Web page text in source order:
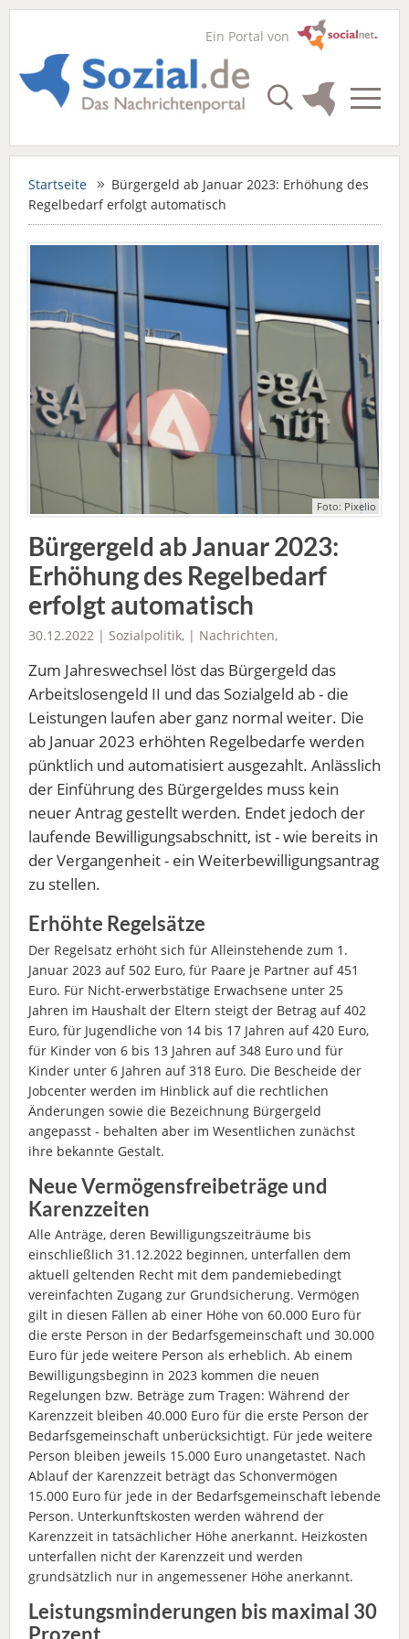
Ein Portal von
Startseite
Bürgergeld ab Januar 2023: Erhöhung des
Regelbedarf erfolgt automatisch
Foto: Pixelio
Bürgergeld ab Januar 2023:
Erhöhung des Regelbedarf
erfolgt automatisch
30.12.2022 | Sozialpolitik, | Nachrichten,
Zum Jahreswechsel löst das Bürgergeld das
Arbeitslosengeld II und das Sozialgeld ab - die
Leistungen laufen aber ganz normal weiter. Die
ab Januar 2023 erhöhten Regelbedarfe werden
pünktlich und automatisiert ausgezahlt. Anlässlich
der Einführung des Bürgergeldes muss kein
neuer Antrag gestellt werden. Endet jedoch der
laufende Bewilligungsabschnitt, ist - wie bereits in
der Vergangenheit - ein Weiterbewilligungsantrag
zu stellen.
Erhöhte Regelsätze
Der Regelsatz erhöht sich für Alleinstehende zum 1.
Januar 2023 auf 502 Euro, für Paare je Partner auf 451
Euro. Für Nicht-erwerbstätige Erwachsene unter 25
Jahren im Haushalt der Eltern steigt der Betrag auf 402
Euro, für Jugendliche von 14 bis 17 Jahren auf 420 Euro,
für Kinder von 6 bis 13 Jahren auf 348 Euro und für
Kinder unter 6 Jahren auf 318 Euro. Die Bescheide der
Jobcenter werden im Hinblick auf die rechtlichen
Änderungen sowie die Bezeichnung Bürgergeld
angepasst - behalten aber im Wesentlichen zunächst
ihre bekannte Gestalt.
Neue Vermögensfreibeträge und
Karenzzeiten
Alle Anträge, deren Bewilligungszeiträume bis
einschließlich 31.12.2022 beginnen, unterfallen dem
aktuell geltenden Recht mit dem pandemiebedingt
vereinfachten Zugang zur Grundsicherung. Vermögen
gilt in diesen Fällen ab einer Höhe von 60.000 Euro für
die erste Person in der Bedarfsgemeinschaft und 30.000
Euro für jede weitere Person als erheblich. Ab einem
Bewilligungsbeginn in 2023 kommen die neuen
Regelungen bzw. Beträge zum Tragen: Während der
Karenzzeit bleiben 40.000 Euro für die erste Person der
Bedarfsgemeinschaft unberücksichtigt. Für jede weitere
Person bleiben jeweils 15.000 Euro unangetastet. Nach
Ablauf der Karenzzeit beträgt das Schonvermögen
15.000 Euro für jede in der Bedarfsgemeinschaft lebende
Person. Unterkunftskosten werden während der
Karenzzeit in tatsächlicher Höhe anerkannt. Heizkosten
unterfallen nicht der Karenzzeit und werden
grundsätzlich nur in angemessener Höhe anerkannt.
Leistungsminderungen bis maximal 30